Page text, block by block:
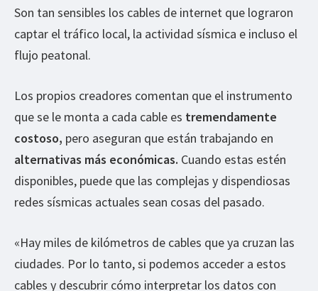
Son tan sensibles los cables de internet que lograron
captar el tráfico local, la actividad sísmica e incluso el
flujo peatonal.
Los propios creadores comentan que el instrumento
que se le monta a cada cable es tremendamente
costoso, pero aseguran que están trabajando en
alternativas más económicas. Cuando estas estén
disponibles, puede que las complejas y dispendiosas
redes sísmicas actuales sean cosas del pasado.
«Hay miles de kilómetros de cables que ya cruzan las
ciudades. Por lo tanto, si podemos acceder a estos
cables y descubrir cómo interpretar los datos con